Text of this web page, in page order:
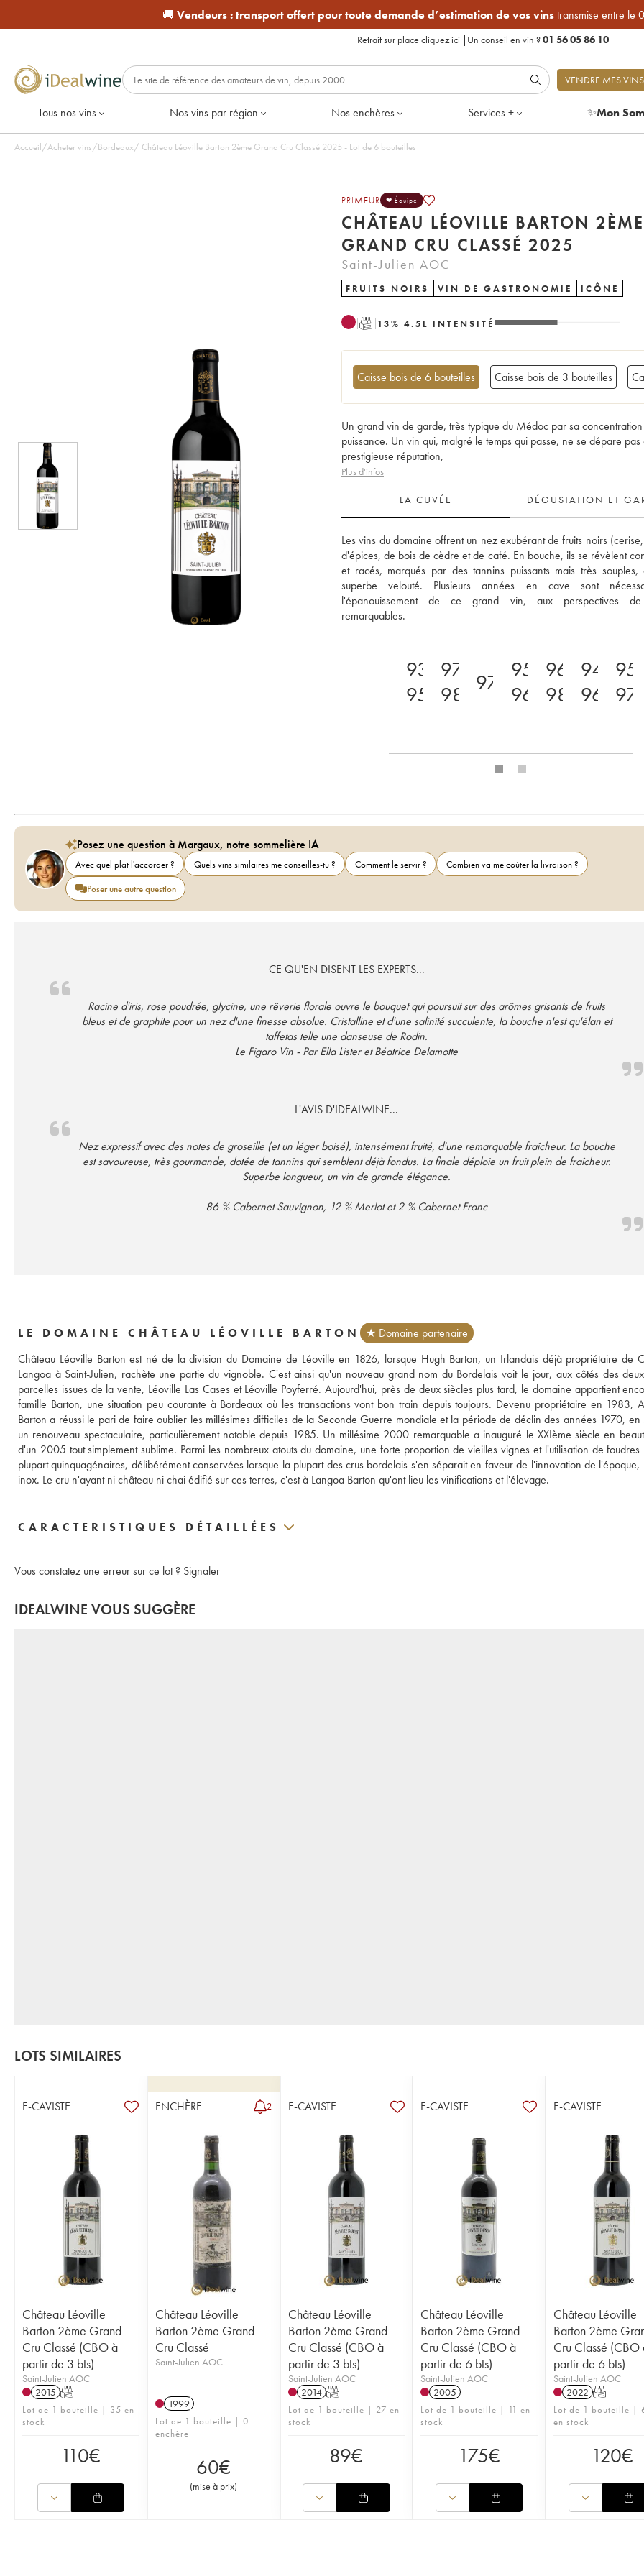
🚚 Vendeurs :transport offert pour toute demande d’estimation de vos vinstransmise entre le
Retrait sur place cliquez ici | Un conseil en vin ?01 56 05 86 10
VENDRE MES VINS
Tous nos vins Nos vins par région Nos enchères Services + ✨Mon
Accueil/Acheter vins/Bordeaux/ Château Léoville Barton 2ème Grand Cru Classé 2025 - Lot de 6 bouteilles
PRIMEUR ❤ Équipe
CHÂTEAU LÉOVILLE BARTON 2ÈME
GRAND CRU CLASSÉ 2025
Saint-Julien AOC
FRUITS NOIRS VIN DE GASTRONOMIE ICÔNE
T 13% 4.5 L INTENSITÉ
Caisse bois de 6 bouteilles Caisse bois de 3 bouteilles
Un grand vin de garde, très typique du Médoc par sa
puissance. Un vin qui, malgré le temps qui passe, ne se dépare pas
prestigieuse réputation,
Plus d'infos
LA CUVÉE DÉGUSTATION ET
Les vins du domaine offrent un nez exubérant de fruits noirs
d'épices, de bois de cèdre et de café. En bouche, ils se révèlent
et racés, marqués par des tannins puissants mais très souples,
superbe velouté. Plusieurs années en cave sont
l'épanouissement de ce grand vin, aux perspectives
remarquables.
93-
95
97-
98
97
95-
96
96-
98
94-
96
95-
97
Posez une question à Margaux, notre sommelière IA
Avec quel plat l'accorder ? Quels vins similaires me conseilles-tu ? Comment le servir ?
Combien va me coûter la livraison ?
Poser une autre question
CE QU'EN DISENT LES EXPERTS...
Racine d'iris, rose poudrée, glycine, une rêverie florale ouvre le bouquet qui poursuit sur des arômes grisants de fruits
bleus et de graphite pour un nez d'une finesse absolue. Cristalline et d'une salinité succulente, la bouche n'est qu'élan et
taffetas telle une danseuse de Rodin.
Le Figaro Vin - Par Ella Lister et Béatrice Delamotte
L'AVIS D'IDEALWINE...
Nez expressif avec des notes de groseille (et un léger boisé), intensément fruité, d'une remarquable fraîcheur. La bouche
est savoureuse, très gourmande, dotée de tannins qui semblent déjà fondus. La finale déploie un fruit plein de fraîcheur.
Superbe longueur, un vin de grande élégance.
86 % Cabernet Sauvignon, 12 % Merlot et 2 % Cabernet Franc
LE DOMAINE CHÂTEAU LÉOVILLE BARTON
★ Domaine partenaire
Château Léoville Barton est né de la division du Domaine de Léoville en 1826, lorsque Hugh Barton, un Irlandais déjà propriétaire de
Langoa à Saint-Julien, rachète une partie du vignoble. C'est ainsi qu'un nouveau grand nom du Bordelais voit le jour, aux côtés des
parcelles issues de la vente, Léoville Las Cases et Léoville Poyferré. Aujourd'hui, près de deux siècles plus tard, le domaine appartient
famille Barton, une situation peu courante à Bordeaux où les transactions vont bon train depuis toujours. Devenu propriétaire en 1983,
Barton a réussi le pari de faire oublier les millésimes difficiles de la Seconde Guerre mondiale et la période de déclin des années 1970, en
un renouveau spectaculaire, particulièrement notable depuis 1985. Un millésime 2000 remarquable a inauguré le XXIème siècle en
d'un 2005 tout simplement sublime. Parmi les nombreux atouts du domaine, une forte proportion de vieilles vignes et l'utilisation de
plupart quinquagénaires, délibérément conservées lorsque la plupart des crus bordelais s'en séparait en faveur de l'innovation de l'époque,
inox. Le cru n'ayant ni château ni chai édifié sur ces terres, c'est à Langoa Barton qu'ont lieu les vinifications et l'élevage.
CARACTERISTIQUES DÉTAILLÉES
Vous constatez une erreur sur ce lot ? Signaler
IDEALWINE VOUS SUGGÈRE
LOTS SIMILAIRES
E-CAVISTE
Château Léoville
Barton 2ème Grand
Cru Classé (CBO à
partir de 3 bts)
Saint-Julien AOC
2015 T
Lot de 1 bouteille | 35 en
stock
110€
ENCHÈRE 2
Château Léoville
Barton 2ème Grand
Cru Classé
Saint-Julien AOC
1999
Lot de 1 bouteille | 0
enchère
60€
(mise à prix)
E-CAVISTE
Château Léoville
Barton 2ème Grand
Cru Classé (CBO à
partir de 3 bts)
Saint-Julien AOC
2014 T
Lot de 1 bouteille | 27 en
stock
89€
E-CAVISTE
Château Léoville
Barton 2ème Grand
Cru Classé (CBO à
partir de 6 bts)
Saint-Julien AOC
2005
Lot de 1 bouteille | 11 en
stock
175€
E-CAVISTE
Château Léoville
Barton 2ème
Cru Classé (CBO
partir de 6 bts)
Saint-Julien AOC
2022 T
Lot de 1 bouteille |
en stock
120€